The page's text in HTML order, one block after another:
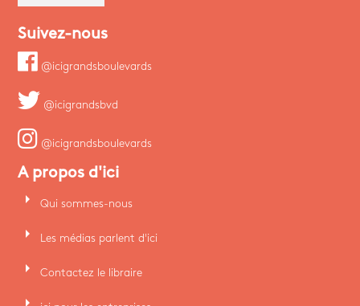
Suivez-nous
@icigrandsboulevards
@icigrandsbvd
@icigrandsboulevards
A propos d'ici
arrow_right Qui sommes-nous
arrow_right Les médias parlent d'ici
arrow_right Contactez le libraire